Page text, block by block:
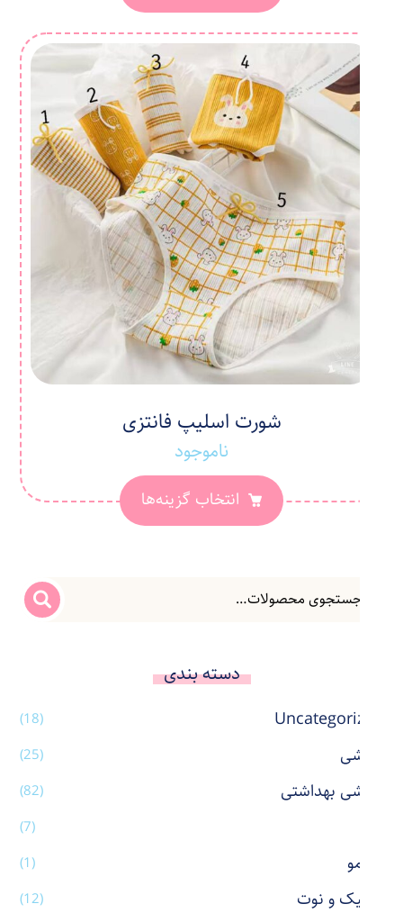
شورت اسلیپ فانتزی
ناموجود
انتخاب گزینه‌ها
دسته بندی
Uncategorized
(18)
آرایشی (25)
آرایشی بهداشتی (82)
(7)
اتو مو (1)
استیک و نوت (12)